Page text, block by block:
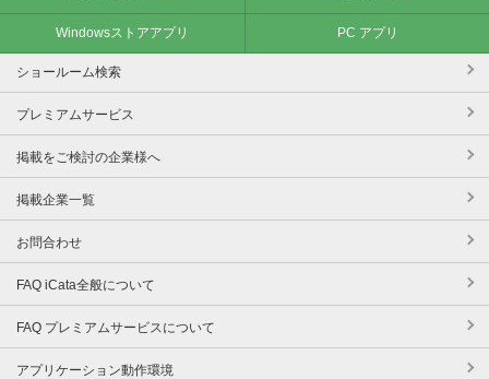
Windowsストアアプリ PC アプリ
ショールーム検索
プレミアムサービス
掲載をご検討の企業様へ
掲載企業一覧
お問合わせ
FAQ iCata全般について
FAQ プレミアムサービスについて
アプリケーション動作環境